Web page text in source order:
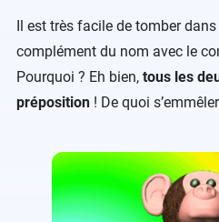
Il est très facile de tomber
complément du nom avec le
Pourquoi ? Eh bien, tous les
préposition ! De quoi